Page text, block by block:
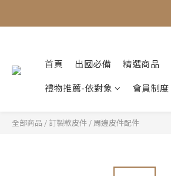
首頁 出國必備 精選商品
禮物推薦-依對象
會員制度
全部商品 / 訂製款皮件 / 周邊皮件配件